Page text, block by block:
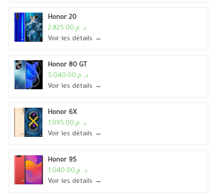
Honor 20
د. م.2,825.00
Voir les détails →
Honor 80 GT
د. م.5,040.00
Voir les détails →
Honor 6X
د. م.1,995.00
Voir les détails →
Honor 9S
د. م.1,040.00
Voir les détails →